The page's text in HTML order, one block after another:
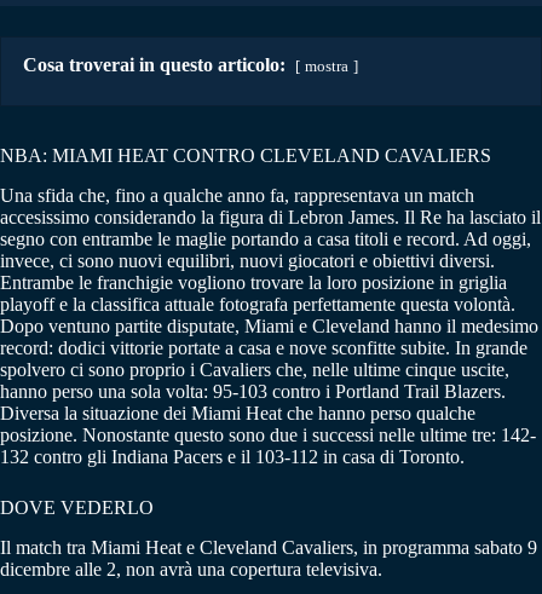
Cosa troverai in questo articolo: mostra
NBA: MIAMI HEAT CONTRO CLEVELAND CAVALIERS
Una sfida che, fino a qualche anno fa, rappresentava un match
accesissimo considerando la figura di Lebron James. Il Re ha lasciato il
segno con entrambe le maglie portando a casa titoli e record. Ad oggi,
invece, ci sono nuovi equilibri, nuovi giocatori e obiettivi diversi.
Entrambe le franchigie vogliono trovare la loro posizione in griglia
playoff e la classifica attuale fotografa perfettamente questa volontà.
Dopo ventuno partite disputate, Miami e Cleveland hanno il medesimo
record: dodici vittorie portate a casa e nove sconfitte subite. In grande
spolvero ci sono proprio i Cavaliers che, nelle ultime cinque uscite,
hanno perso una sola volta: 95-103 contro i Portland Trail Blazers.
Diversa la situazione dei Miami Heat che hanno perso qualche
posizione. Nonostante questo sono due i successi nelle ultime tre: 142-
132 contro gli Indiana Pacers e il 103-112 in casa di Toronto.
DOVE VEDERLO
Il match tra Miami Heat e Cleveland Cavaliers, in programma sabato 9
dicembre alle 2, non avrà una copertura televisiva.